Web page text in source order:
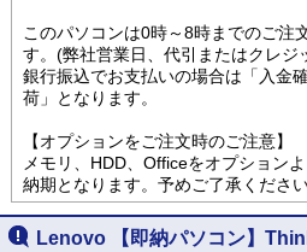
このパソコンは0時～8時までのご注
す。(弊社営業日、代引またはクレジ
銀行振込でお支払いの場合は「入金
荷」となります。
【オプションをご注文時のご注意】
メモリ、HDD、Officeをオプション
納期となります。予めご了承ください
Lenovo 【即納パソコン】